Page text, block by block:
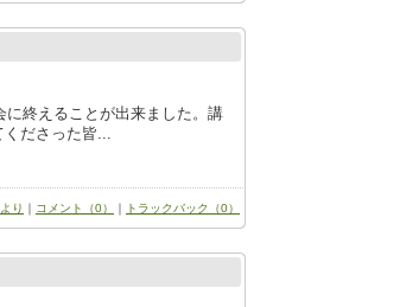
に終えることが出来ました。講
ださった皆...
り ｜ コメント（0） ｜ トラックバック（0）